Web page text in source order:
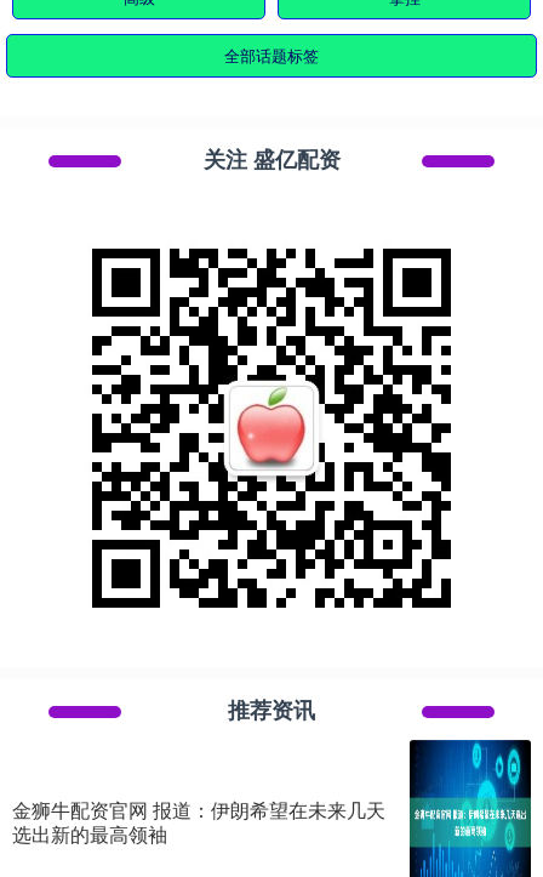
全部话题标签
关注 盛亿配资
推荐资讯
金狮牛配资官网 报道：伊朗希望在未来几天
选出新的最高领袖